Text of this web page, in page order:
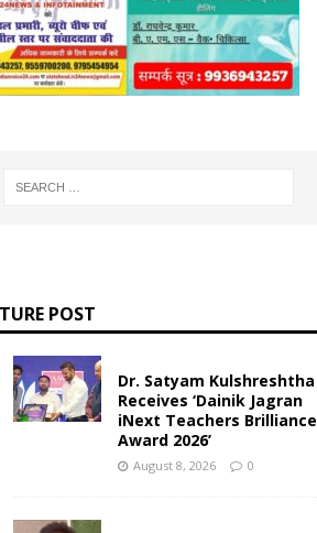
POST
Dr. Satyam Kulshreshtha
Receives ‘Dainik Jagran
iNext Teachers Brilliance
Award 2026’
August 8, 2026 0